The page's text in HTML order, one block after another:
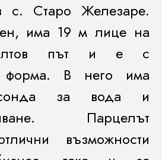
Старо Железаре.
има 19 м лице на
път и е с
форма. В него има
за вода и
Парцелът
възможности